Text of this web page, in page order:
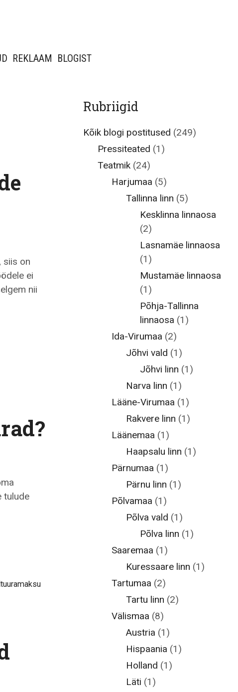
REKLAAM BLOGIST
siis on
ei
nii
tulude
Rubriigid
Kõik blogi postitused (249)
Pressiteated (1)
Teatmik(24)
Harjumaa (5)
Tallinna linn (5)
Kesklinna linnaosa
(2)
Lasnamäe linnaosa
(1)
Mustamäe linnaosa
(1)
Põhja-Tallinna
linnaosa (1)
Ida-Virumaa (2)
Jõhvi vald (1)
Jõhvi linn (1)
Narva linn (1)
Lääne-Virumaa (1)
Rakvere linn (1)
Läänemaa (1)
Haapsalu linn (1)
Pärnumaa (1)
Pärnu linn (1)
Põlvamaa (1)
Põlva vald (1)
Põlva linn (1)
Saaremaa (1)
Kuressaare linn (1)
Tartumaa (2)
Tartu linn (2)
Välismaa (8)
Austria (1)
Hispaania (1)
Holland (1)
Läti (1)